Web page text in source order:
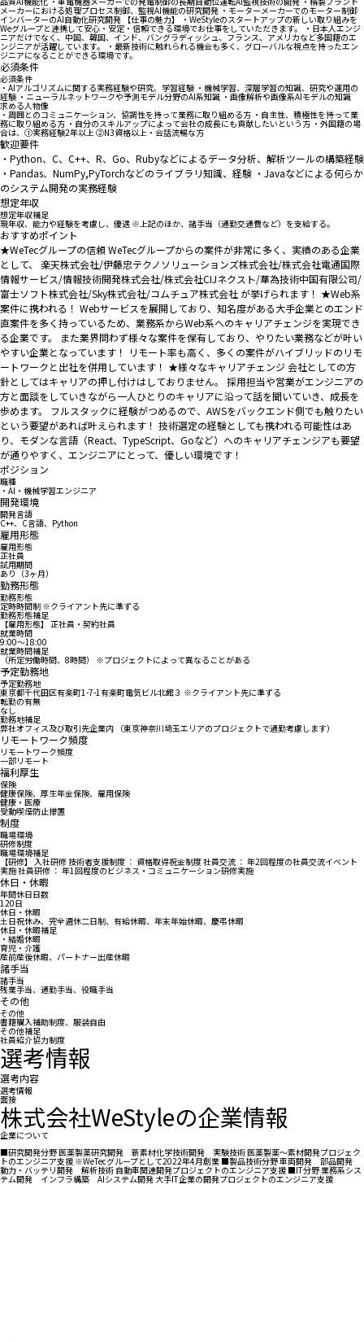
メーカーにおける処理プロセス制御、監視AI機能の研究開発 ・モーターメーカーでのモーター制御
インバーターのAI自動化研究開発 【仕事の魅力】 ・WeStyleのスタートアップの新しい取り組みを
Weグループと連携して安心・安定・信頼できる環境でお仕事をしていただきます。 ・日本人エンジ
ニアだけでなく、中国、韓国、インド、バングラディッシュ、フランス、アメリカなど多国籍のエ
ンジニアが活躍しています。 ・最新技術に触れられる機会も多く、グローバルな視点を持ったエン
ジニアになることができる環境です。
必須条件
必須条件
・AIアルゴリズムに関する実務経験や研究、学習経験 ・機械学習、深層学習の知識、研究や運用の
経験 ・ニューラルネットワークや予測モデル分野のAI系知識 ・画像解析や画像系AIモデルの知識
求める人物像
・周囲とのコミュニケーション、協調性を持って業務に取り組める方 ・自主性、積極性を持って業
務に取り組める方 ・自分のスキルアップによって会社の成⻑にも貢献したいという方 ・外国籍の場
合は、①実務経験2年以上 ②N3資格以上・会話流暢な方
歓迎要件
・Python、C、C++、R、Go、Rubyなどによるデータ分析、解析ツールの構築経験
・Pandas、NumPy,PyTorchなどのライブラリ知識、経験 ・Javaなどによる何らか
のシステム開発の実務経験
想定年収
想定年収補足
現年収、能力や経験を考慮し、優遇 ※上記のほか、諸手当（通勤交通費など）を支給する。
おすすめポイント
★WeTecグループの信頼 WeTecグループからの案件が非常に多く、実績のある企業
として、 楽天株式会社/伊藤忠テクノソリューションズ株式会社/株式会社電通国際
情報サービス/情報技術開発株式会社/株式会社CIJネクスト/華為技術中国有限公司/
富士ソフト株式会社/Sky株式会社/コムチュア株式会社 が挙げられます！ ★Web系
案件に携われる！ Webサービスを展開しており、知名度がある大手企業とのエンド
直案件を多く持っているため、業務系からWeb系へのキャリアチェンジを実現でき
る企業です。 また業界問わず様々な案件を保有しており、やりたい業務などが叶い
やすい企業となっています！ リモート率も高く、多くの案件がハイブリッドのリモ
ートワークと出社を併用しています！ ★様々なキャリアチェンジ 会社としての方
針としてはキャリアの押し付けはしておりません。 採用担当や営業がエンジニアの
方と面談をしていきながら一人ひとりのキャリアに沿って話を聞いていき、成長を
歩めます。 フルスタックに経験がつめるので、AWSをバックエンド側でも触りたい
という要望があれば叶えられます！ 技術選定の経験としても携われる可能性はあ
り、モダンな言語（React、TypeScript、Goなど）へのキャリアチェンジアも要望
が通りやすく、エンジニアにとって、優しい環境です！
ポジション
職種
・AI・機械学習エンジニア
開発環境
開発言語
C++、C言語、Python
雇用形態
雇用形態
正社員
試用期間
あり（3ヶ月）
勤務形態
勤務形態
定時時間制 ※クライアント先に準ずる
勤務形態補足
【雇用形態】 正社員・契約社員
就業時間
9:00〜18:00
就業時間補足
（所定労働時間、8時間） ※プロジェクトによって異なることがある
予定勤務地
予定勤務地
東京都千代田区有楽町1-7-1有楽町電気ビル北館３ ※クライアント先に準ずる
転勤の有無
なし
勤務地補足
弊社オフィス及び取引先企業内 （東京神奈川埼玉エリアのプロジェクトで通勤考慮します）
リモートワーク頻度
リモートワーク頻度
一部リモート
福利厚生
保険
健康保険、厚生年金保険、雇用保険
健康・医療
受動喫煙防止措置
制度
職場環境
研修制度
職場環境補足
【研修】 入社研修 技術者支援制度 ： 資格取得祝金制度 社員交流 ： 年2回程度の社員交流イベント
実施 社員研修 ： 年1回程度のビジネス・コミュニケーション研修実施
休日・休暇
年間休日日数
120日
休日・休暇
土日祝休み、完全週休二日制、有給休暇、年末年始休暇、慶弔休暇
休日・休暇補足
・結婚休暇
育児・介護
産前産後休暇、パートナー出産休暇
諸手当
諸手当
残業手当、通勤手当、役職手当
その他
その他
書籍購入補助制度、服装自由
その他補足
社員紹介協力制度
選考情報
選考内容
選考情報
面接
株式会社WeStyleの企業情報
企業について
■研究開発分野 医薬製薬研究開発 新素材化学技術開発 実験技術 医薬製薬～素材開発プロジェク
トのエンジニア支援 ※WeTecグループとして2022年4月創業 ■製品技術分野 車両開発 部品開発
動力・バッテリ開発 解析技術 自動車関連開発プロジェクトのエンジニア支援 ■IT分野 業務系シス
テム開発 インフラ構築 AIシステム開発 大手IT企業の開発プロジェクトのエンジニア支援